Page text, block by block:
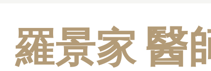
羅景家 醫